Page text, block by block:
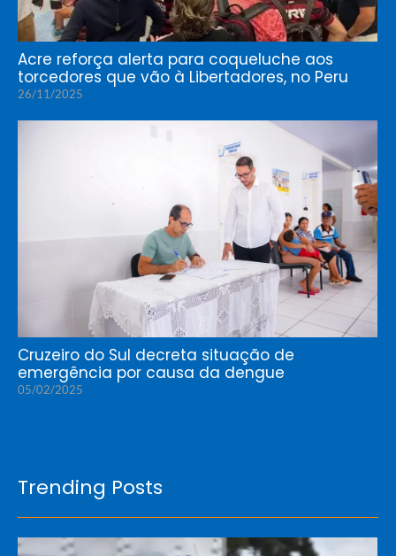
Acre reforça alerta para coqueluche aos
torcedores que vão à Libertadores, no Peru
26/11/2025
Cruzeiro do Sul decreta situação de
emergência por causa da dengue
05/02/2025
Trending Posts